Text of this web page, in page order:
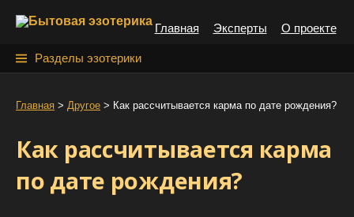
Главная Эксперты О проекте
Разделы эзотерики
й
и
Главная > Другое > Как рассчитывается карма по дате рождения?
Как рассчитывается карма
по дате рождения?